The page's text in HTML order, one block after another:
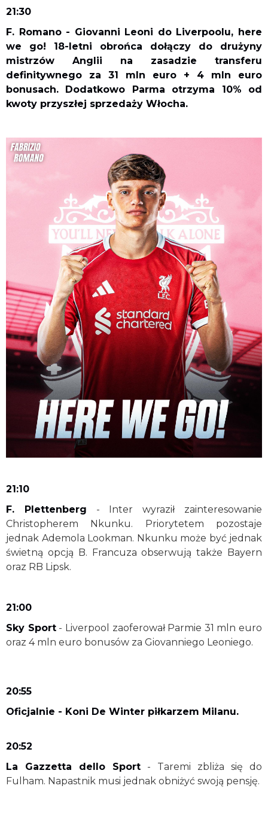
21:30
F. Romano - Giovanni Leoni do Liverpoolu, here
we go! 18-letni obrońca dołączy do drużyny
mistrzów Anglii na zasadzie transferu
definitywnego za 31 mln euro + 4 mln euro
bonusach. Dodatkowo Parma otrzyma 10% od
kwoty przyszłej sprzedaży Włocha.
21:10
F. Plettenberg - Inter wyraził zainteresowanie
Christopherem Nkunku. Priorytetem pozostaje
jednak Ademola Lookman. Nkunku może być jednak
świetną opcją B. Francuza obserwują także Bayern
oraz RB Lipsk.
21:00
Sky Sport- Liverpool zaoferował Parmie 31 mln euro
oraz 4 mln euro bonusów za Giovanniego Leoniego.
20:55
Oficjalnie - Koni De Winter piłkarzem Milanu.
20:52
La Gazzetta dello Sport - Taremi zbliża się do
Fulham. Napastnik musi jednak obniżyć swoją pensję.